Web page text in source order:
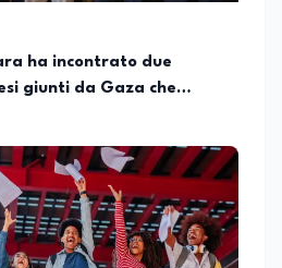
ha incontrato due
giunti da Gaza che